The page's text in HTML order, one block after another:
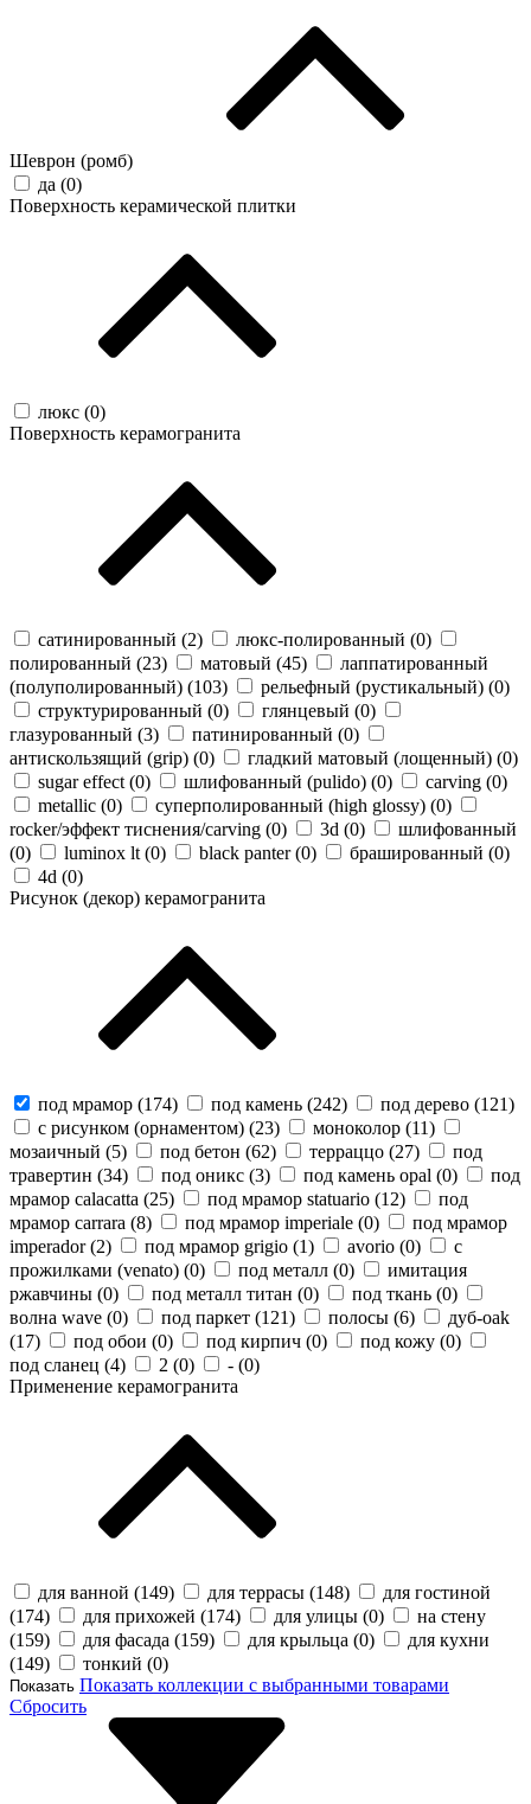
Шеврон (ромб)
да (0)
Поверхность керамической плитки
люкс (0)
Поверхность керамогранита
сатинированный (2) люкс-полированный (0)
полированный (23) матовый (45)
лаппатированный
(полуполированный) (103) рельефный (рустикальный) (0)
структурированный (0) глянцевый (0)
глазурованный (3) патинированный (0)
антискользящий (grip) (0) гладкий матовый (лощенный) (0)
sugar effect (0) шлифованный (pulido) (0) carving (0)
metallic (0) суперполированный (high glossy) (0)
rocker/эффект тиснения/carving (0) 3d (0)
шлифованный
(0) luminox lt (0) black panter (0) брашированный (0)
4d (0)
Рисунок (декор) керамогранита
под мрамор (174) под камень (242) под дерево (121)
с рисунком (орнаментом) (23) моноколор (11)
мозаичный (5) под бетон (62) терраццо (27)
под
травертин (34) под оникс (3) под камень opal (0)
под
мрамор calacatta (25) под мрамор statuario (12)
под
мрамор carrara (8) под мрамор imperiale (0)
под мрамор
imperador (2) под мрамор grigio (1) avorio (0)
с
прожилками (venato) (0) под металл (0)
имитация
ржавчины (0) под металл титан (0) под ткань (0)
волна wave (0) под паркет (121) полосы (6)
дуб-oak
(17) под обои (0) под кирпич (0) под кожу (0)
под сланец (4) 2 (0) - (0)
Применение керамогранита
для ванной (149) для террасы (148)
для гостиной
(174) для прихожей (174) для улицы (0)
на стену
(159) для фасада (159) для крыльца (0)
для кухни
(149) тонкий (0)
Показать Показать коллекции с выбранными товарами
Сбросить